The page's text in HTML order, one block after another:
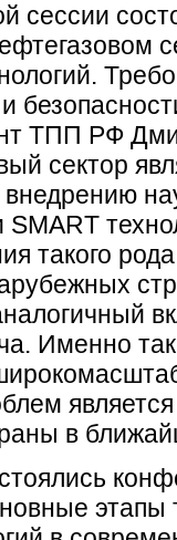
сессии
ТПП РФ
сектор
SMART
такого
Именно
в